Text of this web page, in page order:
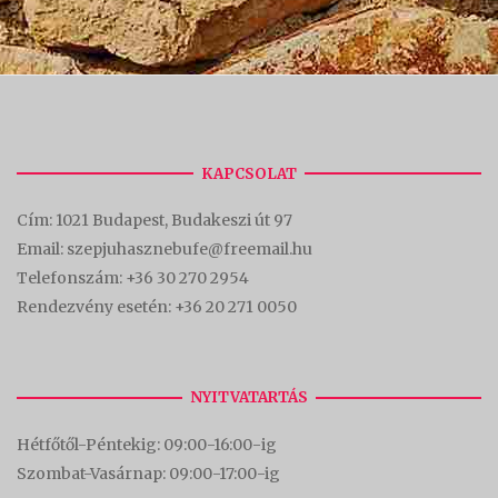
KAPCSOLAT
Cím: 1021 Budapest, Budakeszi út 97
Email: szepjuhasznebufe@freemail.hu
Telefonszám: +36 30 270 2954
Rendezvény esetén: +36 20 271 0050
NYITVATARTÁS
Hétfőtől-Péntekig: 09:00-16:00-ig
Szombat-Vasárnap: 09:00-17:00-ig